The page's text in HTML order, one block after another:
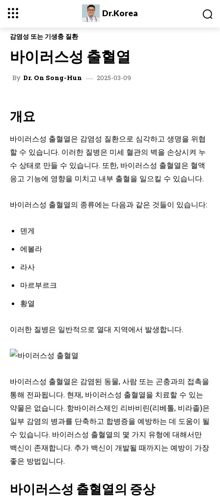
Dr.Korea
감염성 또는 기생충 질환
바이러스성 출혈열
By Dr. On Song-Hun 2025-03-09
개요
바이러스성 출혈열은 감염성 질환으로 심각하고 생명을 위협
할 수 있습니다. 이러한 질병은 미세 혈관의 벽을 손상시켜 누
수 상태로 만들 수 있습니다. 또한, 바이러스성 출혈열은 혈액
응고 기능에 영향을 미치고 내부 출혈을 일으킬 수 있습니다.
바이러스성 출혈열의 종류에는 다음과 같은 것들이 있습니다:
덴게
에볼라
라사
마르부르크
황열
이러한 질병은 일반적으로 열대 지역에서 발생합니다.
바이러스성 출혈열은 감염된 동물, 사람 또는 곤충과의 접촉을
통해 전파됩니다. 현재, 바이러스성 출혈열을 치료할 수 있는
약물은 없습니다. 항바이러스제인 리바비린(리베톨, 비라졸)은
일부 감염의 병과를 단축하고 합병증을 예방하는 데 도움이 될
수 있습니다. 바이러스성 출혈열의 몇 가지 유형에 대해서만
백신이 존재합니다. 추가 백신이 개발될 때까지는 예방이 가장
좋은 방법입니다.
바이러스성 출혈열의 증상